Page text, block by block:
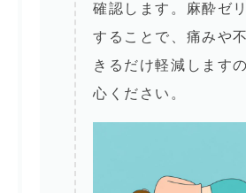
確認します。麻酔ゼ
することで、痛みや
きるだけ軽減します
心ください。